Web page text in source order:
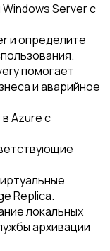
Server с
и определите
помогает
и аварийное
Azure с
Replica.
локальных
архивации